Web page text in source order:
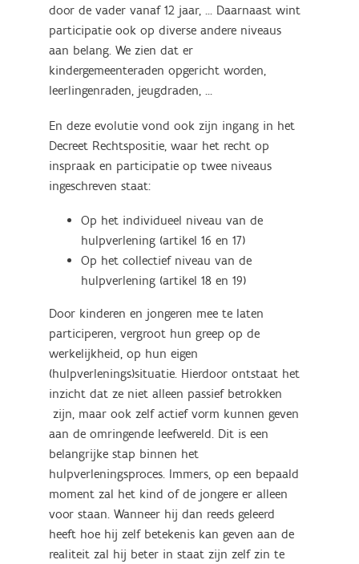
door de vader vanaf 12 jaar, ... Daarnaast wint
participatie ook op diverse andere niveaus
aan belang. We zien dat er
kindergemeenteraden opgericht worden,
leerlingenraden, jeugdraden, …
En deze evolutie vond ook zijn ingang in het
Decreet Rechtspositie, waar het recht op
inspraak en participatie op twee niveaus
ingeschreven staat:
Op het individueel niveau van de
hulpverlening (artikel 16 en 17)
Op het collectief niveau van de
hulpverlening (artikel 18 en 19)
Door kinderen en jongeren mee te laten
participeren, vergroot hun greep op de
werkelijkheid, op hun eigen
(hulpverlenings)situatie. Hierdoor ontstaat het
inzicht dat ze niet alleen passief betrokken
zijn, maar ook zelf actief vorm kunnen geven
aan de omringende leefwereld. Dit is een
belangrijke stap binnen het
hulpverleningsproces. Immers, op een bepaald
moment zal het kind of de jongere er alleen
voor staan. Wanneer hij dan reeds geleerd
heeft hoe hij zelf betekenis kan geven aan de
realiteit zal hij beter in staat zijn zelf zin te